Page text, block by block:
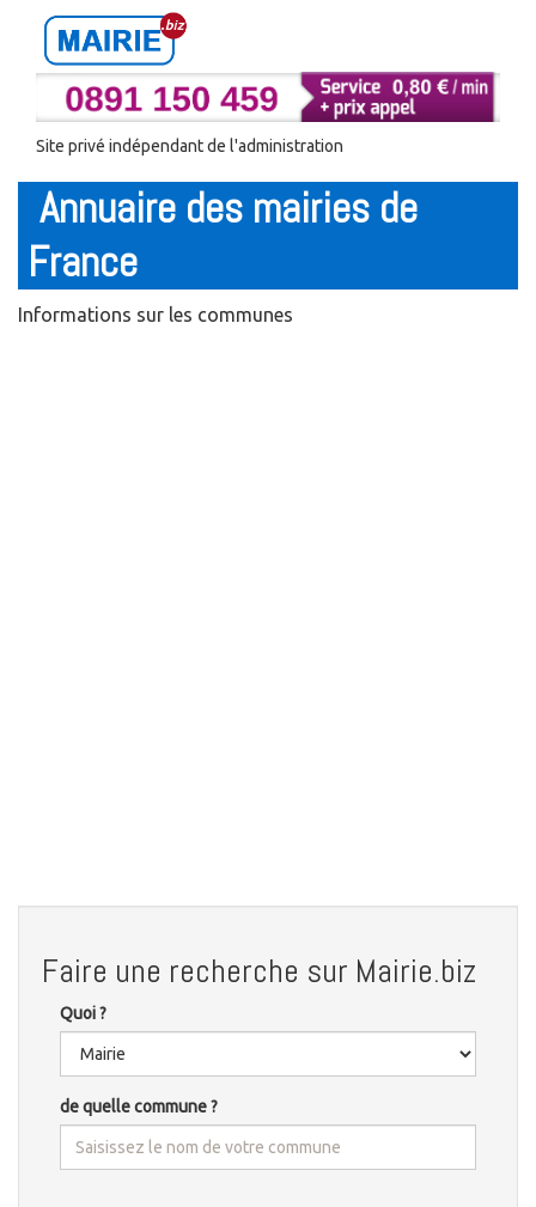
Site privé indépendant de l'administration
Annuaire des mairies de
France
Informations sur les communes
Faire une recherche sur Mairie.biz
Quoi ?
de quelle commune ?